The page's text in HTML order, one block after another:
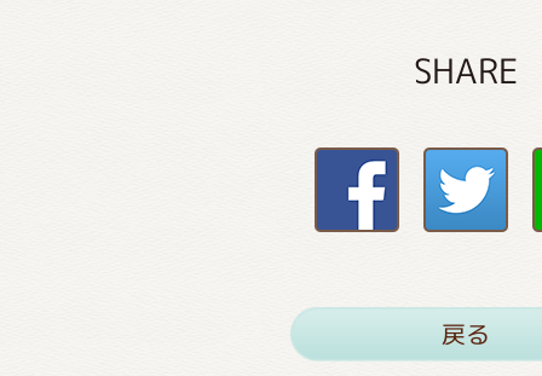
SHARE
戻る